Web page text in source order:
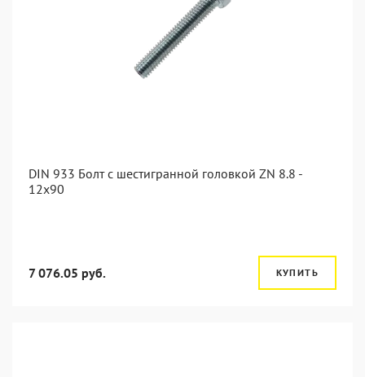
DIN 933 Болт с шестигранной головкой ZN 8.8 -
12x90
7 076.05 руб. КУПИТЬ